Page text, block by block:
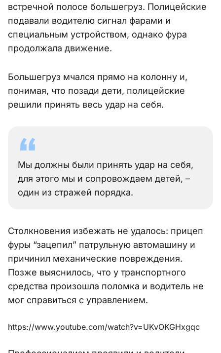
встречной полосе большегруз. Полицейские
подавали водителю сигнал фарами и
специальным устройством, однако фура
продолжала движение.
Большегруз мчался прямо на колонну и,
понимая, что позади дети, полицейские
решили принять весь удар на себя.
Мы должны были принять удар на себя,
для этого мы и сопровождаем детей, –
один из стражей порядка.
Столкновения избежать не удалось: прицеп
фуры “зацепил” патрульную автомашину и
причинил механические повреждения.
Позже выяснилось, что у транспортного
средства произошла поломка и водитель не
мог справиться с управлением.
https://www.youtube.com/watch?v=UKvOKGHxgqc